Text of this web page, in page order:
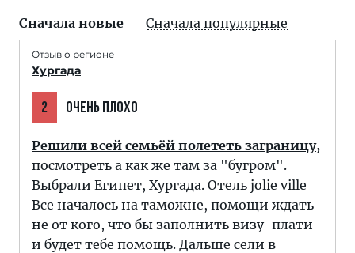
Сначала новые Сначала популярные
Отзыв о регионе
Хургада
2 ОЧЕНЬ ПЛОХО
Решили всей семьёй полететь заграницу,
посмотреть а как же там за "бугром".
Выбрали Египет, Хургада. Отель jolie ville
Все началось на таможне, помощи ждать
не от кого, что бы заполнить визу-плати
и будет тебе помощь. Дальше сели в